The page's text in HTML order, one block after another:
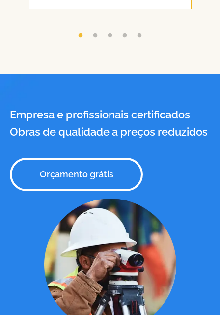
Empresa e profissionais certificados
Obras de qualidade a preços reduzidos
Orçamento grátis